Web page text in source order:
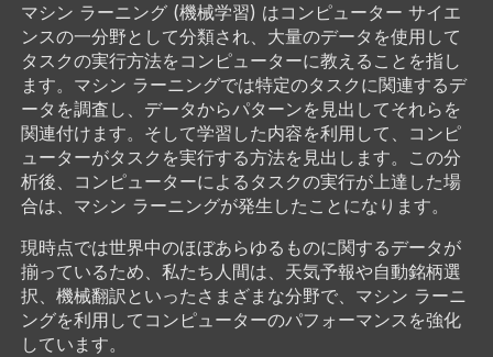
マシン ラーニング (機械学習) はコンピューター サイエ
ンスの一分野として分類され、大量のデータを使用して
タスクの実行方法をコンピューターに教えることを指し
ます。マシン ラーニングでは特定のタスクに関連するデ
ータを調査し、データからパターンを見出してそれらを
関連付けます。そして学習した内容を利用して、コンピ
ューターがタスクを実行する方法を見出します。この分
析後、コンピューターによるタスクの実行が上達した場
合は、マシン ラーニングが発生したことになります。
現時点では世界中のほぼあらゆるものに関するデータが
揃っているため、私たち人間は、天気予報や自動銘柄選
択、機械翻訳といったさまざまな分野で、マシン ラーニ
ングを利用してコンピューターのパフォーマンスを強化
しています。